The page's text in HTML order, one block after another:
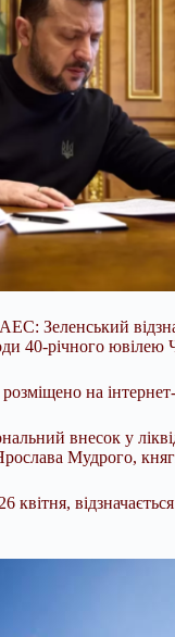
Зеленський
40-річного ювілею
на
внесок у
Мудрого,